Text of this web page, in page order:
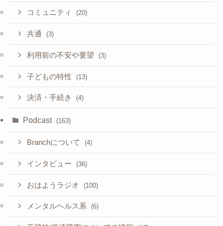
コミュニティ (20)
共通 (3)
利用前の不安や要望 (3)
子どもの特性 (13)
決済・手続き (4)
Podcast (163)
Branchについて (4)
インタビュー (36)
おはようラジオ (100)
メンタルヘルス系 (6)